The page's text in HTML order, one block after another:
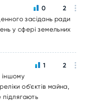
засідань ради
у сфері земельних
0 2
іншому
об'єктів майна,
підлягають
1 2